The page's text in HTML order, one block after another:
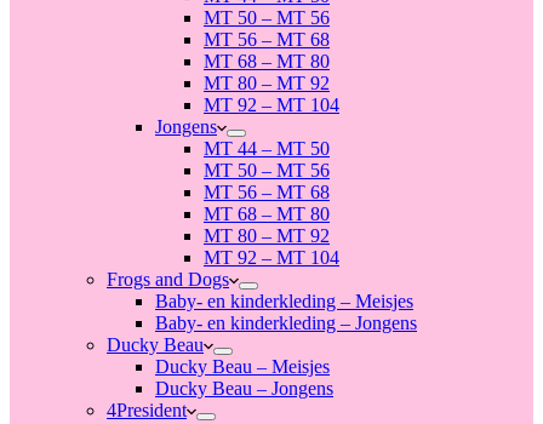
MT 50 – MT 56
MT 56 – MT 68
MT 68 – MT 80
MT 80 – MT 92
MT 92 – MT 104
Jongens
MT 44 – MT 50
MT 50 – MT 56
MT 56 – MT 68
MT 68 – MT 80
MT 80 – MT 92
MT 92 – MT 104
Frogs and Dogs
Baby- en kinderkleding – Meisjes
Baby- en kinderkleding – Jongens
Ducky Beau
Ducky Beau – Meisjes
Ducky Beau – Jongens
4President